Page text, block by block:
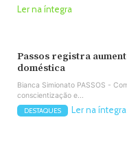
Ler na íntegra
Passos registra
doméstica
Bianca Simionato PASSOS -
conscientização e...
DESTAQUES Ler na íntegra